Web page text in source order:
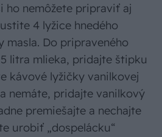
ho nemôžete pripraviť aj
4 lyžice hnedého
Do pripraveného
litra mlieka, pridajte štipku
kávové lyžičky vanilkovej
nemáte, pridajte vanilkový
premiešajte a nechajte
urobiť „dospelácku“